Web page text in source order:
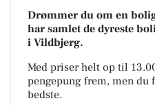
Drømmer du om en
har samlet de dyreste
i Vildbjerg.
Med priser helt op til
pengepung frem, men du
bedste.